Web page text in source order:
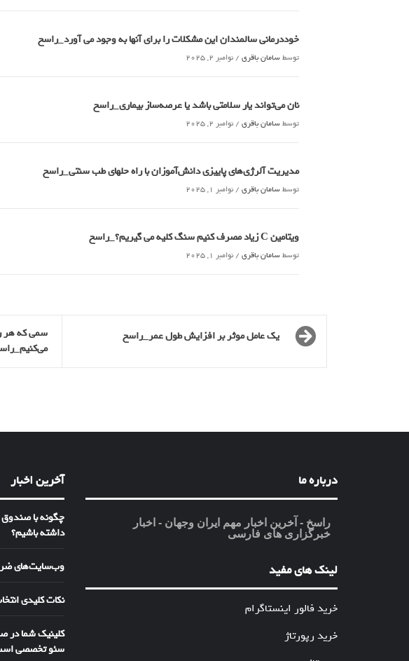
خوددرمانی سالمندان این مشکلات را برای آنها به وجود می آورد_راسخ
توسطسامان باقری / نوامبر 2, 2025
نان می‌تواند یار سلامتی باشد یا عرصه‌ساز بیماری_راسخ
توسطسامان باقری / نوامبر 2, 2025
مدیریت آلرژی‌های پاییزی دانش‌آموزان با راه حلهای طب سنتی_راسخ
توسطسامان باقری / نوامبر 1, 2025
ویتامین C زیاد مصرف کنیم سنگ کلیه می گیریم؟_راسخ
توسطسامان باقری / نوامبر 1, 2025
یک عامل موثر بر افزایش طول عمر_راسخ
سمی که هر
درباره ما
راسخ - آخرین اخبار مهم ایران وجهان - اخبار
خبرگزاری های فارسی
لینک های مفید
خرید فالور اینستاگرام
خرید رپورتاژ
آخرین اخبار
چگونه با
داشته باشیم؟
وب‌سایت‌های
نکات کلیدی
کلینیک شما در
سئو تخصصی